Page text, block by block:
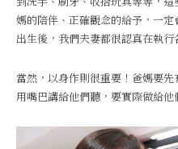
媽的陪伴、正確觀念的給予，一
出生後，我們夫妻都很認真在執
當然，以身作則很重要！爸媽要
用嘴巴講給他們聽，要實際做給他